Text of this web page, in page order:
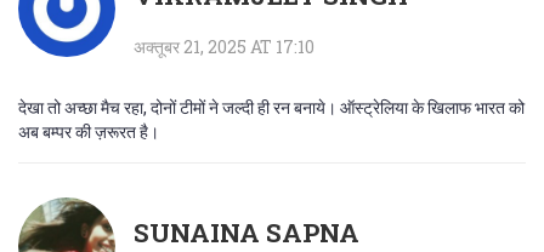
अक्तूबर 21, 2025 AT 17:10
देखा तो अच्छा मैच रहा, दोनों टीमों ने जल्दी ही रन बनाये। ऑस्ट्रेलिया के खिलाफ भारत को
अब बम्पर की ज़रूरत है।
SUNAINA SAPNA